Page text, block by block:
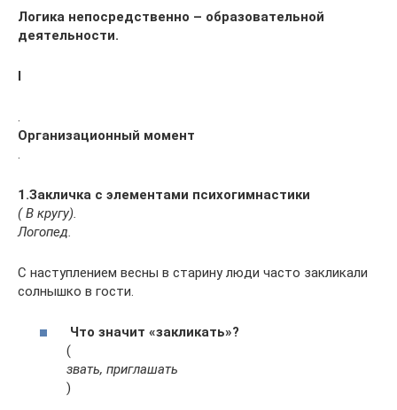
Логика непосредственно – образовательной
деятельности.
I
Организационный момент
1.Закличка с элементами психогимнастики
( В кругу).
Логопед.
С наступлением весны в старину люди часто закликали
солнышко в гости.
Что значит «закликать»?
(
звать, приглашать
)